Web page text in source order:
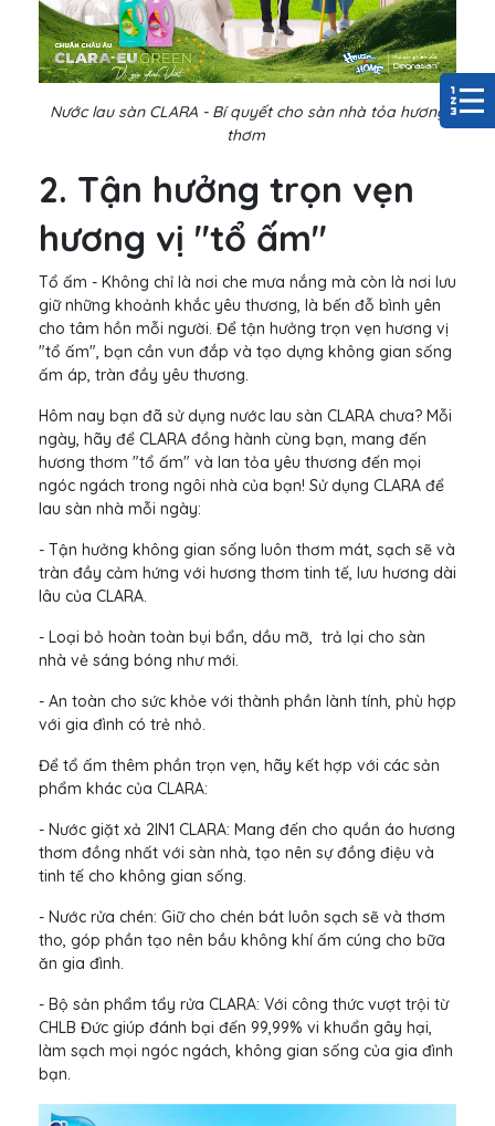
Nước lau sàn CLARA - Bí quyết cho sàn nhà tỏa hương
thơm
2. Tận hưởng trọn vẹn
hương vị "tổ ấm"
Tổ ấm - Không chỉ là nơi che mưa nắng mà còn là nơi lưu
giữ những khoảnh khắc yêu thương, là bến đỗ bình yên
cho tâm hồn mỗi người. Để tận hưởng trọn vẹn hương vị
"tổ ấm", bạn cần vun đắp và tạo dựng không gian sống
ấm áp, tràn đầy yêu thương.
Hôm nay bạn đã sử dụng nước lau sàn CLARA chưa? Mỗi
ngày, hãy để CLARA đồng hành cùng bạn, mang đến
hương thơm "tổ ấm" và lan tỏa yêu thương đến mọi
ngóc ngách trong ngôi nhà của bạn! Sử dụng CLARA để
lau sàn nhà mỗi ngày:
- Tận hưởng không gian sống luôn thơm mát, sạch sẽ và
tràn đầy cảm hứng với hương thơm tinh tế, lưu hương dài
lâu của CLARA.
- Loại bỏ hoàn toàn bụi bẩn, dầu mỡ, trả lại cho sàn
nhà vẻ sáng bóng như mới.
- An toàn cho sức khỏe với thành phần lành tính, phù hợp
với gia đình có trẻ nhỏ.
Để tổ ấm thêm phần trọn vẹn, hãy kết hợp với các sản
phẩm khác của CLARA:
- Nước giặt xả 2IN1 CLARA: Mang đến cho quần áo hương
thơm đồng nhất với sàn nhà, tạo nên sự đồng điệu và
tinh tế cho không gian sống.
- Nước rửa chén: Giữ cho chén bát luôn sạch sẽ và thơm
tho, góp phần tạo nên bầu không khí ấm cúng cho bữa
ăn gia đình.
- Bộ sản phẩm tẩy rửa CLARA: Với công thức vượt trội từ
CHLB Đức giúp đánh bại đến 99,99% vi khuẩn gây hại,
làm sạch mọi ngóc ngách, không gian sống của gia đình
bạn.